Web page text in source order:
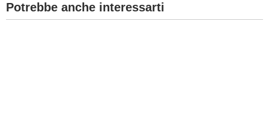
Potrebbe anche interessarti